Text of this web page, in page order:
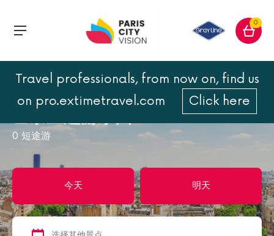
0
Travel professionals, from now on, find us
on pro.extimetravel.com
Click here
巴黎
0 短途游
今天 明天